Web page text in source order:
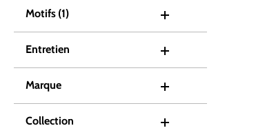
Motifs (1)
Entretien
Marque
Collection